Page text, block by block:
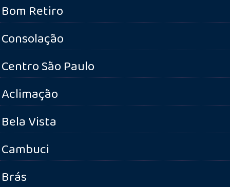
Bom Retiro
Consolação
Centro São Paulo
Aclimação
Bela Vista
Cambuci
Brás